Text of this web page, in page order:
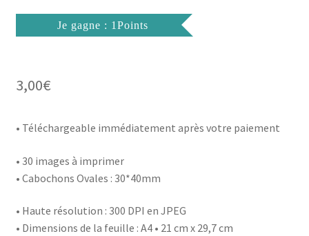
Je gagne : 1Points
3,00€
• Téléchargeable immédiatement après votre paiement
• 30 images à imprimer
• Cabochons Ovales : 30*40mm
• Haute résolution : 300 DPI en JPEG
• Dimensions de la feuille : A4 • 21 cm x 29,7 cm